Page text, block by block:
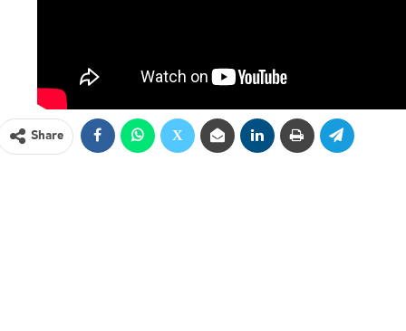
Share